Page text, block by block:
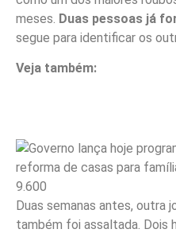
meses. Duas pessoas já
segue para identificar os
Veja também:
Duas semanas antes, outra
também foi assaltada. Dois